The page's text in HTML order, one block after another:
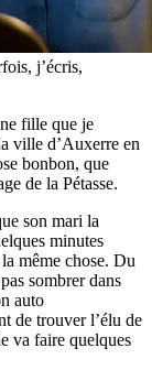
j’écris,
fille que je
ville d’Auxerre en
bonbon, que
de la Pétasse.
son mari la
minutes
même chose. Du
sombrer dans
auto
de trouver l’élu de
va faire quelques